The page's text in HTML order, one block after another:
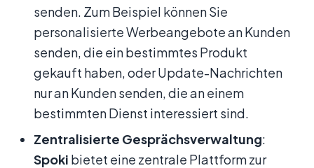
senden. Zum Beispiel können Sie
personalisierte Werbeangebote an Kunden
senden, die ein bestimmtes Produkt
gekauft haben, oder Update-Nachrichten
nur an Kunden senden, die an einem
bestimmten Dienst interessiert sind.
Zentralisierte Gesprächsverwaltung:
Spoki bietet eine zentrale Plattform zur